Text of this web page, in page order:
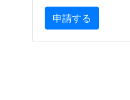
申請する